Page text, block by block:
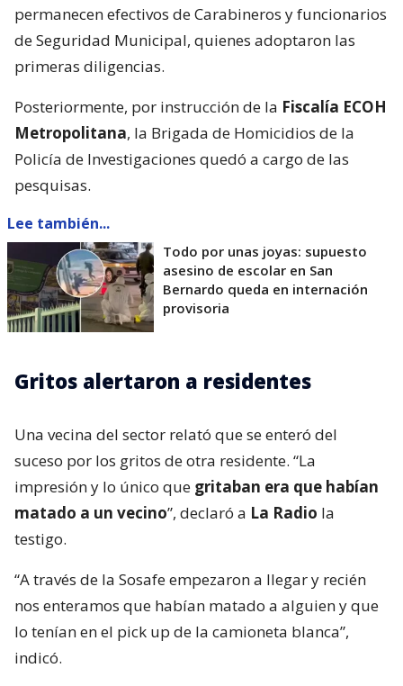
permanecen efectivos de Carabineros y funcionarios
de Seguridad Municipal, quienes adoptaron las
primeras diligencias.
Posteriormente, por instrucción de la Fiscalía ECOH
Metropolitana, la Brigada de Homicidios de la
Policía de Investigaciones quedó a cargo de las
pesquisas.
Lee también...
Todo por unas joyas: supuesto
asesino de escolar en San
Bernardo queda en internación
provisoria
Gritos alertaron a residentes
Una vecina del sector relató que se enteró del
suceso por los gritos de otra residente. “La
impresión y lo único que gritaban era que habían
matado a un vecino”, declaró a La Radio la
testigo.
“A través de la Sosafe empezaron a llegar y recién
nos enteramos que habían matado a alguien y que
lo tenían en el pick up de la camioneta blanca”,
indicó.